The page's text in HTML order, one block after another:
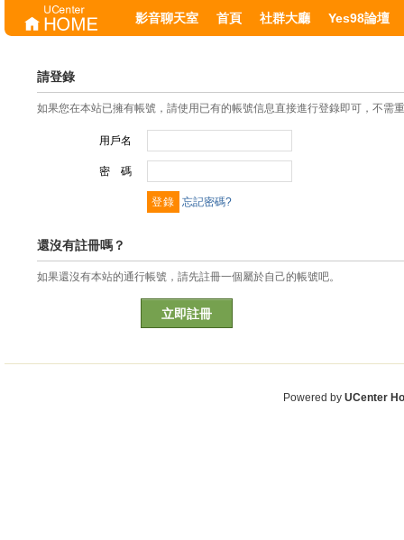
影音聊天室 首頁 社群大廳 Yes98論壇
請登錄
如果您在本站已擁有帳號，請使用已有的帳號信息直接進行登錄即可，不需
用戶名
密 碼
忘記密碼?
還沒有註冊嗎？
如果還沒有本站的通行帳號，請先註冊一個屬於自己的帳號吧。
立即註冊
Powered by UCenter